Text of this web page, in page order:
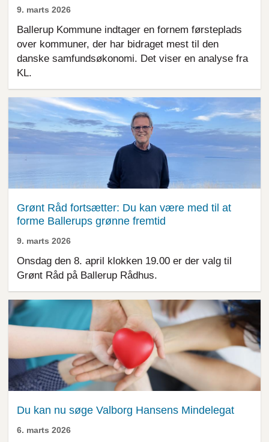
9. marts 2026
Ballerup Kommune indtager en fornem førsteplads
over kommuner, der har bidraget mest til den
danske samfundsøkonomi. Det viser en analyse fra
KL.
Grønt Råd fortsætter: Du kan være med til at
forme Ballerups grønne fremtid
9. marts 2026
Onsdag den 8. april klokken 19.00 er der valg til
Grønt Råd på Ballerup Rådhus.
Du kan nu søge Valborg Hansens Mindelegat
6. marts 2026